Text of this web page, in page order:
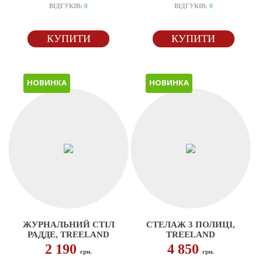
ВІДГУКІВ:0
КУПИТИ
ВІДГУКІВ: 0
КУПИТИ
НОВИНКА
ЖУРНАЛЬНИЙ СТІЛ
РАДДЕ, TREELAND
2 190грн.
НОВИНКА
СТЕЛАЖ 3 ПОЛИЦІ,
TREELAND
4 850грн.